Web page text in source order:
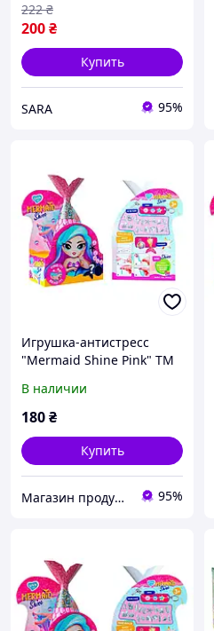
200₴
222 ₴
Купить
SARA 95%
Игрушка-антистресс
"Mermaid Shine Pink" TM
В наличии
180₴
Купить
Магазин продукції Латинскої та Північної Америки 95%